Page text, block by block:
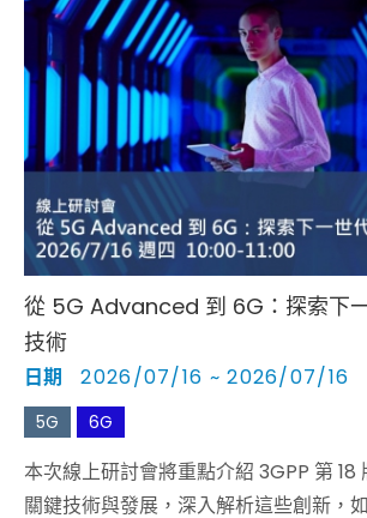
Aerospace | Defense | Security
Broadcast and Media
Cybersecurity
從 5G Advanced 到 6G：探索下
技術
日期 2026/07/16 ~ 2026/07/16
5G 6G
本次線上研討會將重點介紹 3GPP 第 18
關鍵技術與發展，深入解析這些創新，